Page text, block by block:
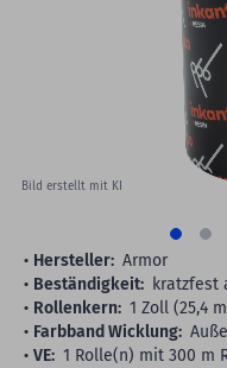
Bild erstellt mit KI
Hersteller: Armor
Beständigkeit: kratzfest
Rollenkern: 1 Zoll (25,4
Farbband Wicklung:
VE: 1 Rolle(n) mit 300 m